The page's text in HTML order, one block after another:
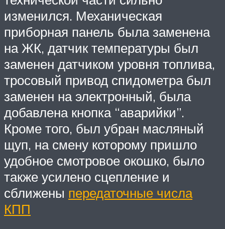
изменился. Механическая
приборная панель была заменена
на ЖК, датчик температуры был
заменен датчиком уровня топлива,
тросовый привод спидометра был
заменен на электронный, была
добавлена кнопка “аварийки”.
Кроме того, был убран масляный
щуп, на смену которому пришло
удобное смотровое окошко, было
также усилено сцепление и
сближены передаточные числа
КПП